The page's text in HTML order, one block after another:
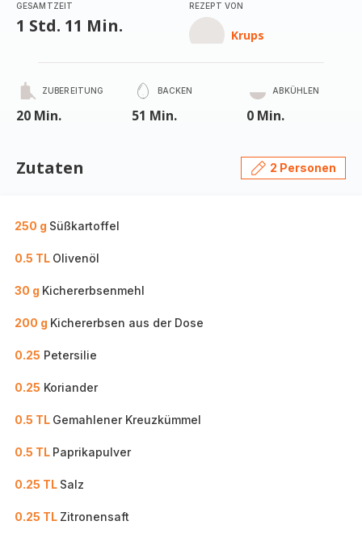
GESAMTZEIT
1 Std. 11 Min.
REZEPT VON
Krups
ZUBEREITUNG
20 Min.
BACKEN
51 Min.
ABKÜHLEN
0 Min.
Zutaten 2 Personen
250 g Süßkartoffel
0.5 TL Olivenöl
30 g Kichererbsenmehl
200 g Kichererbsen aus der Dose
0.25 Petersilie
0.25 Koriander
0.5 TL Gemahlener Kreuzkümmel
0.5 TL Paprikapulver
0.25 TL Salz
0.25 TL Zitronensaft